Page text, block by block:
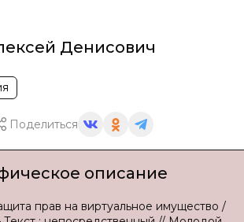
Денисович
Поделиться
описание
прав на виртуальное имущество /